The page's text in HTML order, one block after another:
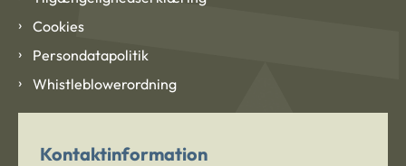
Cookies
Persondatapolitik
Whistleblowerordning
Kontaktinformation